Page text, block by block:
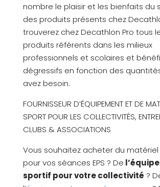
nombre le plaisir et les bienfaits du
des produits présents chez
trouverez chez Decathlon Pro tous
produits référents dans les milieux
professionnels et scolaires et
dégressifs en fonction des
avez besoin.
FOURNISSEUR D’ÉQUIPEMENT ET DE
SPORT POUR LES COLLECTIVITÉS,
CLUBS & ASSOCIATIONS
Vous souhaitez acheter du
pour vos séances EPS ? De
sportif pour votre collectivité ?